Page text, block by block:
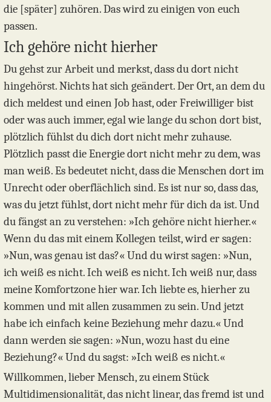
die [später] zuhören. Das wird zu einigen von euch
passen.
Ich gehöre nicht hierher
Du gehst zur Arbeit und merkst, dass du dort nicht
hingehörst. Nichts hat sich geändert. Der Ort, an dem du
dich meldest und einen Job hast, oder Freiwilliger bist
oder was auch immer, egal wie lange du schon dort bist,
plötzlich fühlst du dich dort nicht mehr zuhause.
Plötzlich passt die Energie dort nicht mehr zu dem, was
man weiß. Es bedeutet nicht, dass die Menschen dort im
Unrecht oder oberflächlich sind. Es ist nur so, dass das,
was du jetzt fühlst, dort nicht mehr für dich da ist. Und
du fängst an zu verstehen: »Ich gehöre nicht hierher.«
Wenn du das mit einem Kollegen teilst, wird er sagen:
»Nun, was genau ist das?« Und du wirst sagen: »Nun,
ich weiß es nicht. Ich weiß es nicht. Ich weiß nur, dass
meine Komfortzone hier war. Ich liebte es, hierher zu
kommen und mit allen zusammen zu sein. Und jetzt
habe ich einfach keine Beziehung mehr dazu.« Und
dann werden sie sagen: »Nun, wozu hast du eine
Beziehung?« Und du sagst: »Ich weiß es nicht.«
Willkommen, lieber Mensch, zu einem Stück
Multidimensionalität, das nicht linear, das fremd ist und